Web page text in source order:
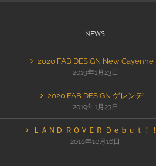
NEWS
2020 FAB DESIGN New Cayenne
2019年1月23日
2020 FAB DESIGN ゲレンデ
2019年1月23日
ＬＡＮＤ ＲＯＶＥＲ Ｄｅｂｕｔ！！
2018年10月16日